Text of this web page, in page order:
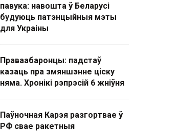
павука: навошта ў Беларусі
будуюць патэнцыйныя мэты
для Украіны
Праваабаронцы: падстаў
казаць пра змяншэнне ціску
няма. Хронікі рэпрэсій 6 жніўня
Паўночная Карэя разгортвае ў
РФ свае ракетныя